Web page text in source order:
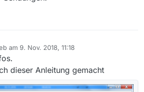
am 9. Nov. 2018, 11:18
editiert von
dieser Anleitung gemacht